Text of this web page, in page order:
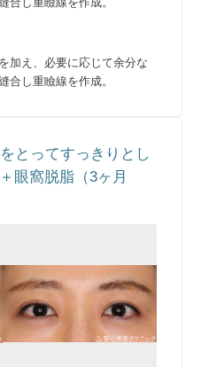
加え、必要に応じて余分な
合し重瞼線を作成。
とってすっきりとし
眼窩脱脂（3ヶ月